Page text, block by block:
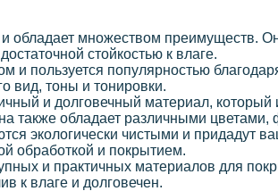
множеством преимуществ.
стойкостью к влаге.
и пользуется популярностью
вид, тоны и тонировки.
и долговечный материал,
также обладает различными цветами,
экологически чистыми и придадут
обработкой и покрытием.
и практичных материалов для
к влаге и долговечен.